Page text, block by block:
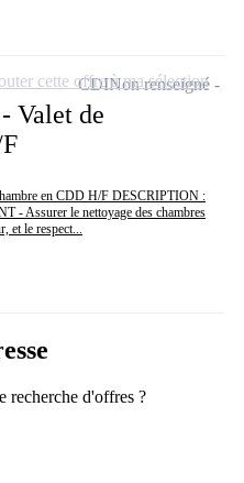
Valet de
en CDD H/F DESCRIPTION :
- Assurer le nettoyage des chambres
et le respect...
CDINon renseigné
cette offre à ma sélection
recherche d'offres ?